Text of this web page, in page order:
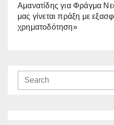
Αμανατίδης για Φράγμα
μας γίνεται πράξη με
χρηματοδότηση»